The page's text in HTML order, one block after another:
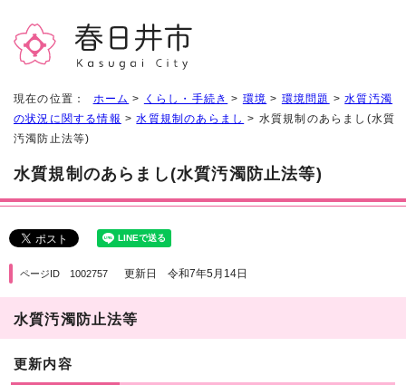
現在の位置： ホーム > くらし・手続き > 環境 > 環境問題 >水質汚濁
の状況に関する情報 >水質規制のあらまし > 水質規制のあらまし(水質
汚濁防止法等)
水質規制のあらまし(水質汚濁防止法等)
ページID 1002757 更新日 令和7年5月14日
水質汚濁防止法等
更新内容